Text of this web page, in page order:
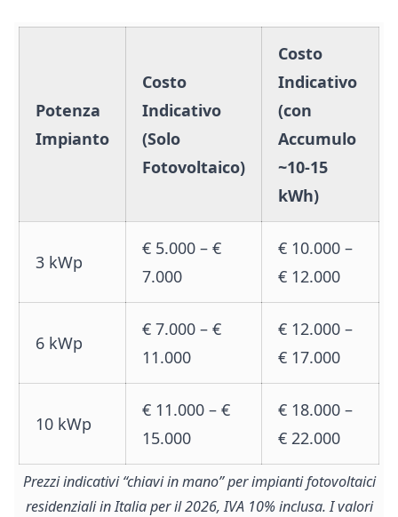
Potenza
Impianto
Costo
Indicativo
(Solo
Fotovoltaico)
Costo
Indicativo
(con
Accumulo
~10-15
kWh)
3 kWp
€ 5.000 – €
7.000
€ 10.000 –
€ 12.000
6 kWp
€ 7.000 – €
11.000
€ 12.000 –
€ 17.000
10 kWp
€ 11.000 – €
15.000
€ 18.000 –
€ 22.000
Prezzi indicativi “chiavi in mano” per impianti fotovoltaici
residenziali in Italia per il 2026, IVA 10% inclusa. I valori